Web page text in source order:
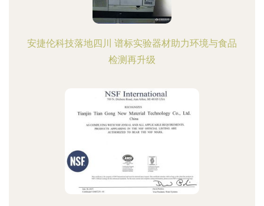
安捷伦科技落地四川 谱标实验器材助力环境与食品
检测再升级